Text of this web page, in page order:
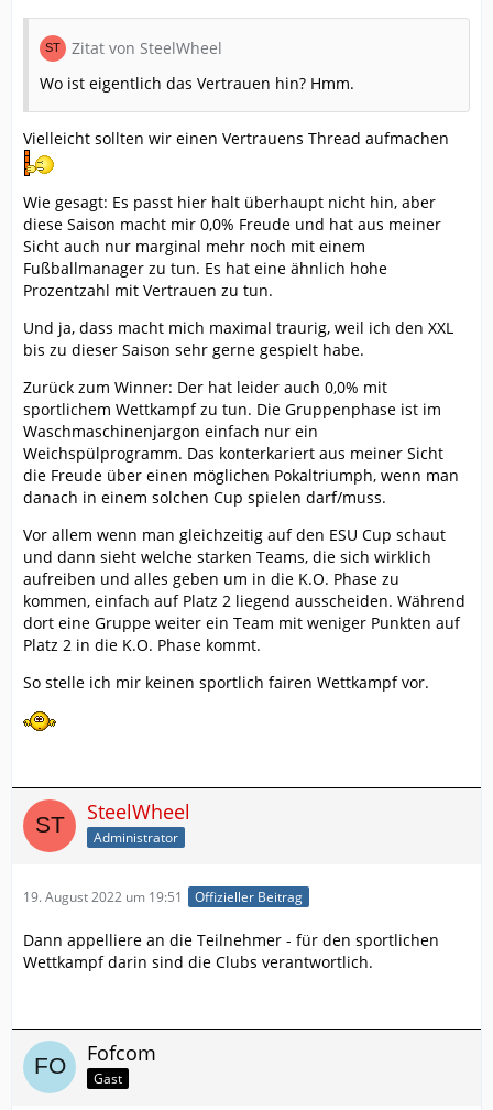
Zitat von SteelWheel
Wo ist eigentlich das Vertrauen hin? Hmm.
Vielleicht sollten wir einen Vertrauens Thread aufmachen
Wie gesagt: Es passt hier halt überhaupt nicht hin, aber
diese Saison macht mir 0,0% Freude und hat aus meiner
Sicht auch nur marginal mehr noch mit einem
Fußballmanager zu tun. Es hat eine ähnlich hohe
Prozentzahl mit Vertrauen zu tun.
Und ja, dass macht mich maximal traurig, weil ich den XXL
bis zu dieser Saison sehr gerne gespielt habe.
Zurück zum Winner: Der hat leider auch 0,0% mit
sportlichem Wettkampf zu tun. Die Gruppenphase ist im
Waschmaschinenjargon einfach nur ein
Weichspülprogramm. Das konterkariert aus meiner Sicht
die Freude über einen möglichen Pokaltriumph, wenn man
danach in einem solchen Cup spielen darf/muss.
Vor allem wenn man gleichzeitig auf den ESU Cup schaut
und dann sieht welche starken Teams, die sich wirklich
aufreiben und alles geben um in die K.O. Phase zu
kommen, einfach auf Platz 2 liegend ausscheiden. Während
dort eine Gruppe weiter ein Team mit weniger Punkten auf
Platz 2 in die K.O. Phase kommt.
So stelle ich mir keinen sportlich fairen Wettkampf vor.
SteelWheel
Administrator
19. August 2022 um 19:51 Offizieller Beitrag
Dann appelliere an die Teilnehmer - für den sportlichen
Wettkampf darin sind die Clubs verantwortlich.
Fofcom
Gast